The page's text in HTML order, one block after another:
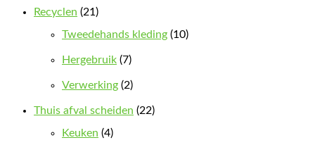
Recyclen (21)
Tweedehands kleding (10)
Hergebruik (7)
Verwerking (2)
Thuis afval scheiden (22)
Keuken (4)